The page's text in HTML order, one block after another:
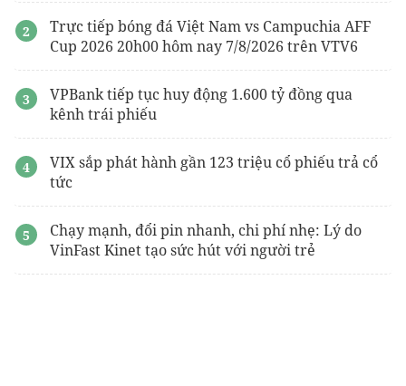
Trực tiếp bóng đá Việt Nam vs Campuchia AFF
Cup 2026 20h00 hôm nay 7/8/2026 trên VTV6
VPBank tiếp tục huy động 1.600 tỷ đồng qua
kênh trái phiếu
VIX sắp phát hành gần 123 triệu cổ phiếu trả cổ
tức
Chạy mạnh, đổi pin nhanh, chi phí nhẹ: Lý do
VinFast Kinet tạo sức hút với người trẻ